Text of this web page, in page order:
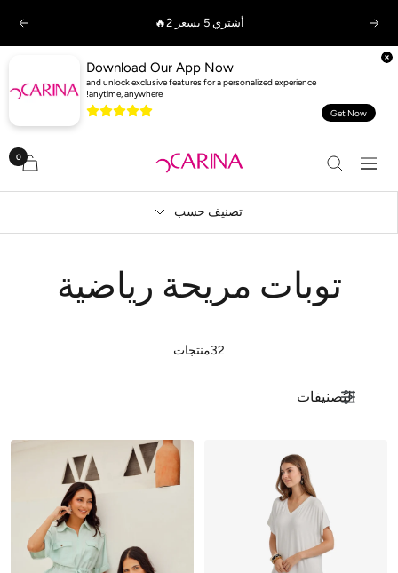
محتوي
السابق خصم يصل إلي 20% علي البيجامات🔥 التالي
Download Our App Now
and unlock exclusive features for a personalized experience
anytime, anywhere!
Get Now
التنقل
Carina
0
تصنيف حسب
توبات مريحة رياضية
32منتجات
التصنيفات